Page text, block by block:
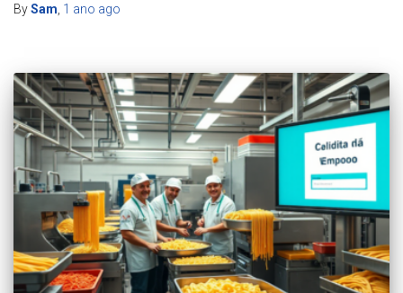
BySam 1 ano ago